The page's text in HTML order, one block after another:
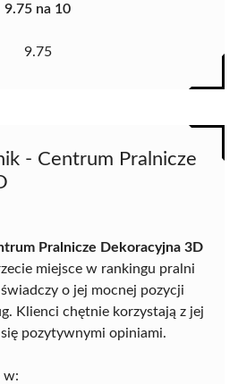
9.75 na 10
9.75
- Centrum Pralnicze
Pralnicze Dekoracyjna 3D
miejsce w rankingu pralni
o jej mocnej pozycji
Klienci chętnie korzystają z jej
pozytywnymi opiniami.
w: